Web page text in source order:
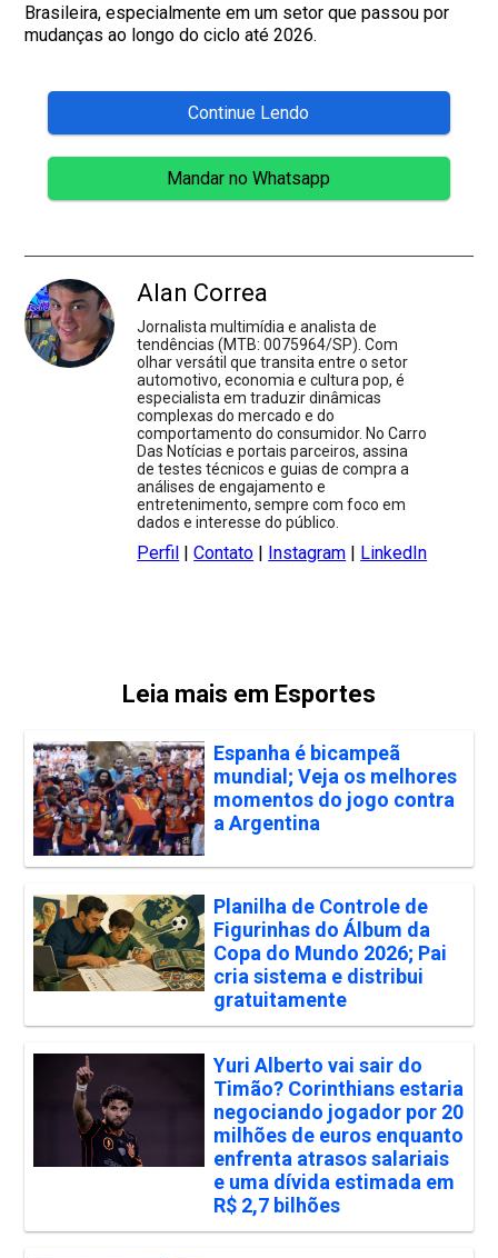
Brasileira, especialmente em um setor que passou por
mudanças ao longo do ciclo até 2026.
Continue Lendo
Mandar no Whatsapp
Alan Correa
Jornalista multimídia e analista de
tendências (MTB: 0075964/SP). Com
olhar versátil que transita entre o setor
automotivo, economia e cultura pop, é
especialista em traduzir dinâmicas
complexas do mercado e do
comportamento do consumidor. No Carro
Das Notícias e portais parceiros, assina
de testes técnicos e guias de compra a
análises de engajamento e
entretenimento, sempre com foco em
dados e interesse do público.
Perfil |Contato | Instagram | LinkedIn
Leia mais em Esportes
Espanha é bicampeã
mundial; Veja os melhores
momentos do jogo contra
a Argentina
Planilha de Controle de
Figurinhas do Álbum da
Copa do Mundo 2026; Pai
cria sistema e distribui
gratuitamente
Yuri Alberto vai sair do
Timão? Corinthians estaria
negociando jogador por 20
milhões de euros enquanto
enfrenta atrasos salariais
e uma dívida estimada em
R$ 2,7 bilhões